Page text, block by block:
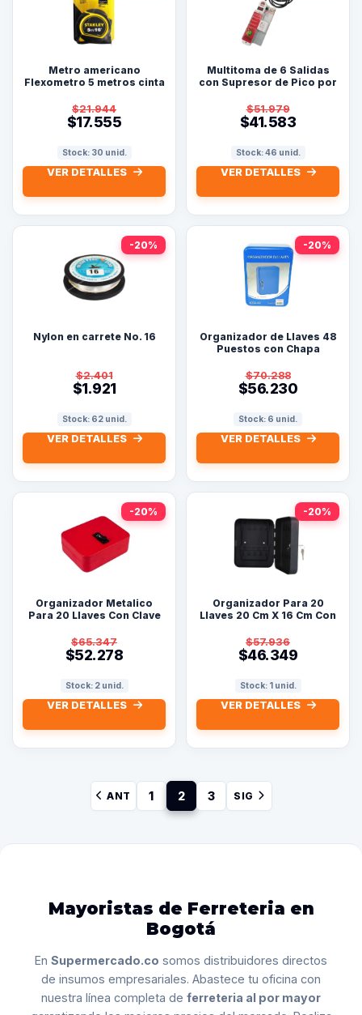
Metro americano
Flexometro 5 metros cinta
$21.944
$17.555
Stock: 30 unid.
VER DETALLES
Multitoma de 6 Salidas
con Supresor de Pico por
$51.979
$41.583
Stock: 46 unid.
VER DETALLES
-20%
Nylon en carrete No. 16
$2.401
$1.921
Stock: 62 unid.
VER DETALLES
-20%
Organizador de Llaves 48
Puestos con Chapa
$70.288
$56.230
Stock: 6 unid.
VER DETALLES
-20%
Organizador Metalico
Para 20 Llaves Con Clave
$65.347
$52.278
Stock: 2 unid.
VER DETALLES
-20%
Organizador Para 20
Llaves 20 Cm X 16 Cm Con
$57.936
$46.349
Stock: 1 unid.
VER DETALLES
ANT 1 2 3 SIG
Mayoristas de Ferreteria en
Bogotá
En Supermercado.co somos distribuidores directos
de insumos empresariales. Abastece tu oficina con
nuestra línea completa de ferreteria al por mayor